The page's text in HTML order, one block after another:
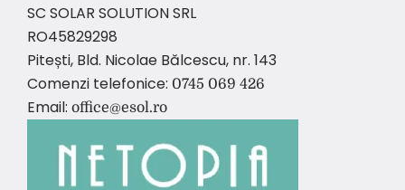
SC SOLAR SOLUTION SRL
RO45829298
Pitești, Bld. Nicolae Bălcescu, nr. 143
Comenzi telefonice: 0745 069 426
Email: office@esol.ro